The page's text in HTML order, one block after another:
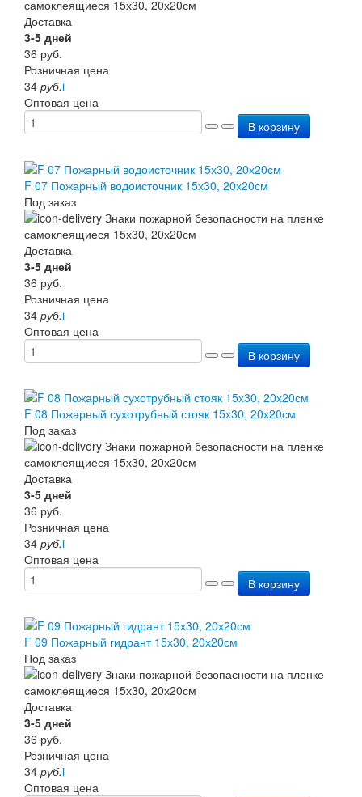
Доставка
3-5 дней
36 руб.
Розничная цена
34 руб.i
Оптовая цена
В корзину
F 07 Пожарный водоисточник 15х30, 20х20см
Под заказ
Доставка
3-5 дней
36 руб.
Розничная цена
34 руб.i
Оптовая цена
В корзину
F 08 Пожарный сухотрубный стояк 15х30, 20х20см
Под заказ
Доставка
3-5 дней
36 руб.
Розничная цена
34 руб.i
Оптовая цена
В корзину
F 09 Пожарный гидрант 15х30, 20х20см
Под заказ
Доставка
3-5 дней
36 руб.
Розничная цена
34 руб.i
Оптовая цена